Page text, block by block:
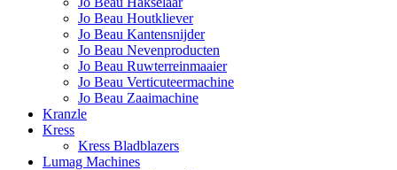
Jo Beau Houtkliever
Jo Beau Kantensnijder
Jo Beau Nevenproducten
Jo Beau Ruwterreinmaaier
Jo Beau Verticuteermachine
Jo Beau Zaaimachine
Kranzle
Kress
Kress Bladblazers
Lumag Machines